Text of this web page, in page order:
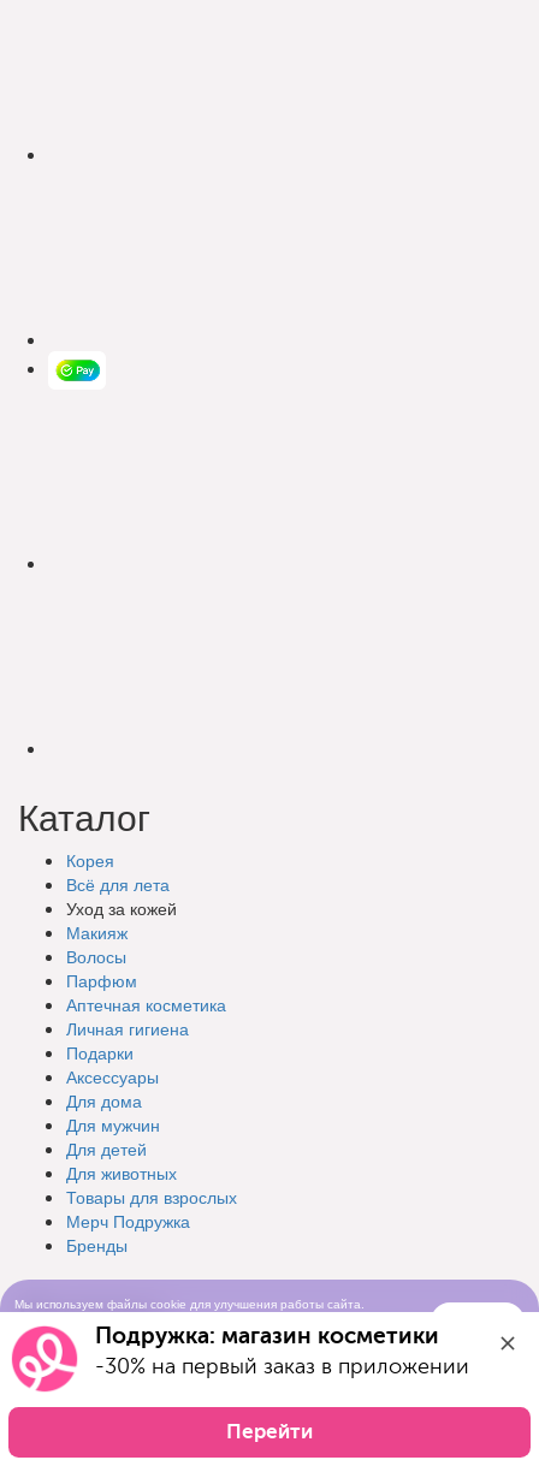
Каталог
Корея
Всё для лета
Уход за кожей
Макияж
Волосы
Парфюм
Аптечная косметика
Личная гигиена
Подарки
Аксессуары
Для дома
Для мужчин
Для детей
Для животных
Товары для взрослых
Мерч Подружка
Бренды
Разделы
Интернет-магазин
Каталог
Новинки
Карта лояльности
Мы используем файлы cookie для улучшения работы сайта.
использования cookie-файловПодружка: магазин косметики
-30% на первый заказ в приложении
Перейти